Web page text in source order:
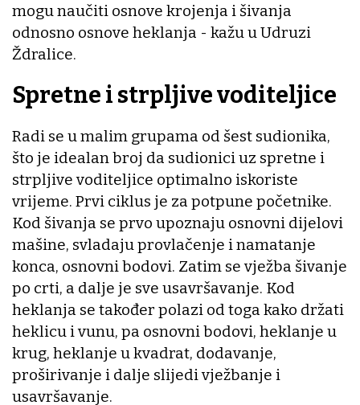
mogu naučiti osnove krojenja i šivanja
odnosno osnove heklanja - kažu u Udruzi
Ždralice.
Spretne i strpljive voditeljice
Radi se u malim grupama od šest sudionika,
što je idealan broj da sudionici uz spretne i
strpljive voditeljice optimalno iskoriste
vrijeme. Prvi ciklus je za potpune početnike.
Kod šivanja se prvo upoznaju osnovni dijelovi
mašine, svladaju provlačenje i namatanje
konca, osnovni bodovi. Zatim se vježba šivanje
po crti, a dalje je sve usavršavanje. Kod
heklanja se također polazi od toga kako držati
heklicu i vunu, pa osnovni bodovi, heklanje u
krug, heklanje u kvadrat, dodavanje,
proširivanje i dalje slijedi vježbanje i
usavršavanje.